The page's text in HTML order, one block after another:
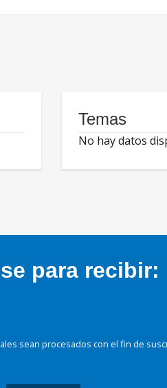
Temas
No hay datos
para recibir:
sean procesados con el fin de